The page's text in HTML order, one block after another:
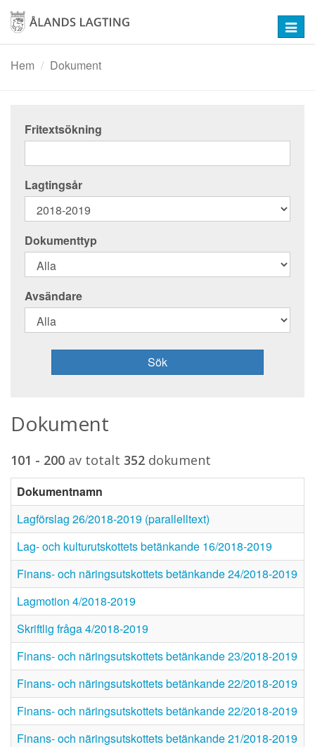
Hoppa
huvudinnehåll
Hem
Dokument
Fritextsökning
Lagtingsår
Dokumenttyp
Avsändare
Sök
Dokument
101 - 200 av totalt 352 dokument
Dokumentnamn
Lagförslag 26/2018-2019 (parallelltext)
Lag- och kulturutskottets betänkande 16/2018-2019
Finans- och näringsutskottets betänkande 24/2018-2019
Lagmotion 4/2018-2019
Skriftlig fråga 4/2018-2019
Finans- och näringsutskottets betänkande 23/2018-2019
Finans- och näringsutskottets betänkande 22/2018-2019
Finans- och näringsutskottets betänkande 22/2018-2019
Finans- och näringsutskottets betänkande 21/2018-2019